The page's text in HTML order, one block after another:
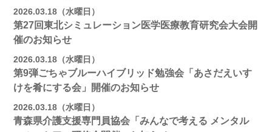
2026.03.18（水曜日）
第27回東北シミュレーション医学医療教育研究会大会開
催のお知らせ
2026.03.18（水曜日）
第9弾ごちゃブルーハイブリッド勉強会「あさだえいす
けを肴にする会」開催のお知らせ
2026.03.18（水曜日）
青森県介護支援専門員協会「みんなで考える メンタル